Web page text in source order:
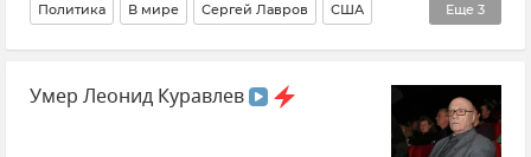
Еще 3
Политика В мире Сергей Лавров США
Россия
Министерство иностранных дел РФ (МИД РФ)
Умер Леонид Куравлев